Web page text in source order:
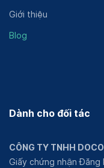
Giới thiệu
Blog
Dành cho đối tác
CÔNG TY TNHH
Giấy chứng nhận Đăng